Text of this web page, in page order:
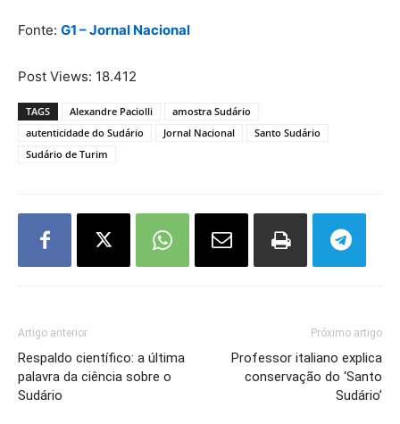
Fonte: G1 – Jornal Nacional
Post Views: 18.412
TAGS Alexandre Paciolli
amostra Sudário
autenticidade do Sudário
Jornal Nacional
Santo Sudário
Sudário de Turim
Artigo anterior
Respaldo científico: a última
palavra da ciência sobre o
Sudário
Próximo artigo
Professor italiano explica
conservação do ‘Santo
Sudário’